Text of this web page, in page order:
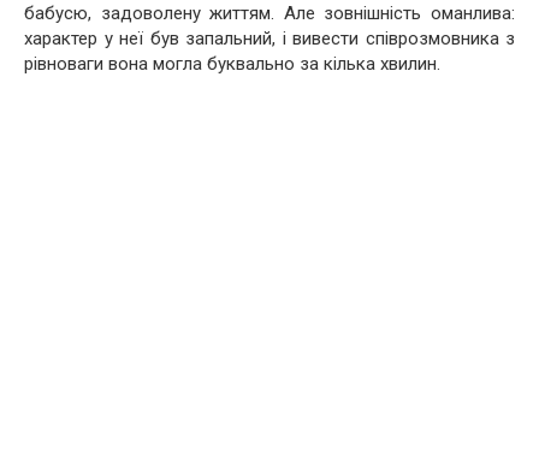
бабусю, задоволену життям. Але зовнішність оманлива:
характер у неї був запальний, і вивести співрозмовника з
рівноваги вона могла буквально за кілька хвилин.